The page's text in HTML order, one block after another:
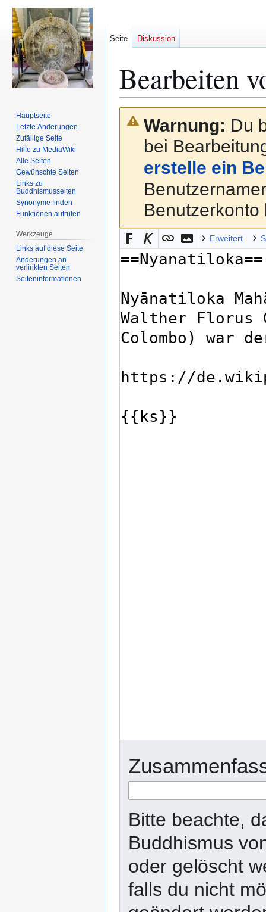
Bearbeiten
Navigation
springen
Suche
springen
Warnung: Du
bei
erstelle ein
Erweitert
Bitte beachte,
Buddhismus
oder gelöscht
falls du nicht
Seite Diskussion
Hauptseite
Letzte Änderungen
Zufällige Seite
Hilfe zu MediaWiki
Alle Seiten
Gewünschte Seiten
Links zu
Buddhismusseiten
Synonyme finden
Funktionen aufrufen
Werkzeuge
Links auf diese Seite
Änderungen an
verlinkten Seiten
Seiten­­informationen